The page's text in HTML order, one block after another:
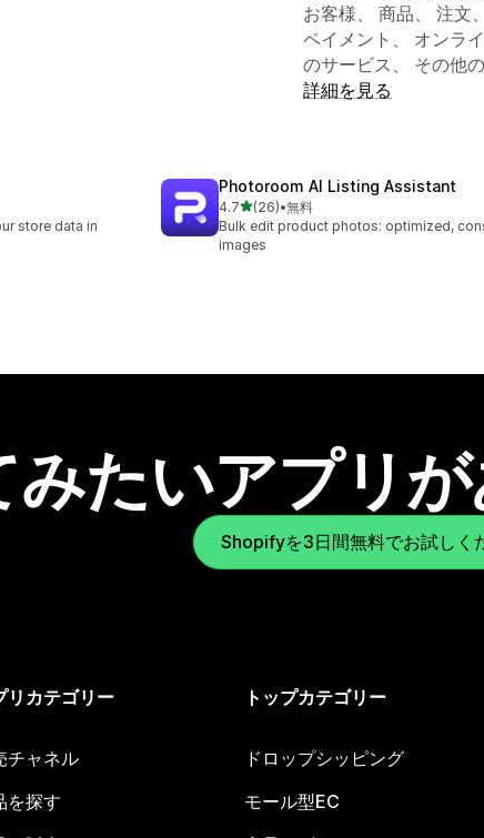
お客様、 商品、 注文
ペイメント、 オンラ
のサービス、 その他
詳細を見る
store data in
Photoroom AI Listing Assistant
4.75つ星中
(26)
合計レビュー数：26件
•無料
Bulk edit product photos: optimized,
images
みたいアプリ
Shopifyを3日間無料でお試しく
リカテゴリー
チャネル
を探す
トップカテゴリー
ドロップシッピング
モール型EC